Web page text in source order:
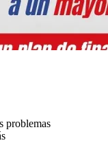
problemas